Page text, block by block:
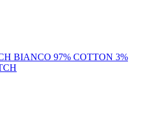
BIANCO 97% COTTON 3%